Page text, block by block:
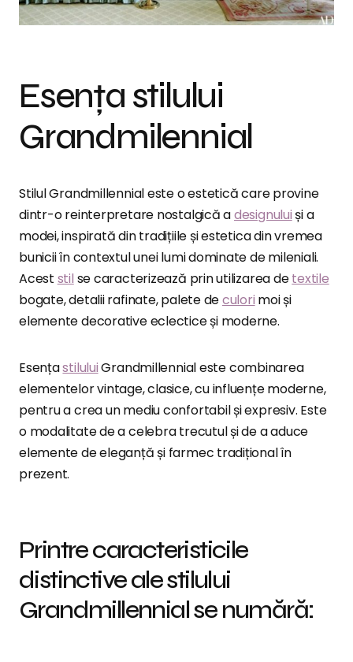
Esența stilului
Grandmilennial
Stilul Grandmillennial este o estetică care provine
dintr-o reinterpretare nostalgică adesignuluiși a
modei, inspirată din tradițiile și estetica din vremea
bunicii în contextul unei lumi dominate de mileniali.
Acest stil se caracterizează prin utilizarea detextile
bogate, detalii rafinate, palete deculori moi și
elemente decorative eclectice și moderne.
EsențastiluluiGrandmillennial este combinarea
elementelor vintage, clasice, cu influențe moderne,
pentru a crea un mediu confortabil și expresiv. Este
o modalitate de a celebra trecutul și de a aduce
elemente de eleganță și farmec tradițional în
prezent.
Printre caracteristicile
distinctive ale stilului
Grandmillennial se numără: